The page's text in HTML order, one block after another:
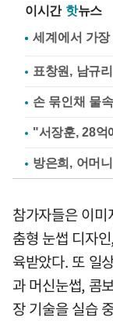
이시간 핫뉴스
표창원, 남규
손 묶인채 물
"서장훈, 28억
방은희, 어머
참가자들은 이
춤형 눈썹 디자
육받았다. 또 일
과 머신눈썹, 콤
장 기술을 실습